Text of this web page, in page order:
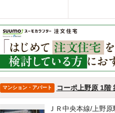
マンション・アパート コーポ上野原 1階
ＪＲ中央本線/上野